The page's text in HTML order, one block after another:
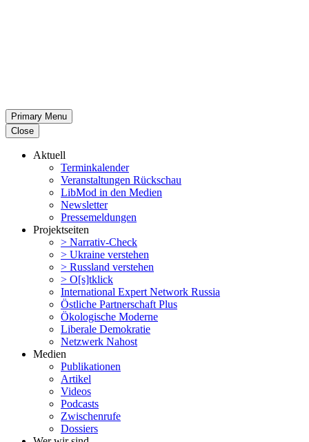
Primary Menu
Close
Aktuell
Termin­ka­lender
Veran­stal­tungen Rückschau
LibMod in den Medien
Newsletter
Presse­mel­dungen
Projekt­seiten
> Narrativ-Check
> Ukraine verstehen
> Russland verstehen
> O[s]tklick
Inter­na­tional Expert Network Russia
Östliche Partner­schaft Plus
Ökolo­gische Moderne
Liberale Demokratie
Netzwerk Nahost
Medien
Publi­ka­tionen
Artikel
Videos
Podcasts
Zwischenrufe
Dossiers